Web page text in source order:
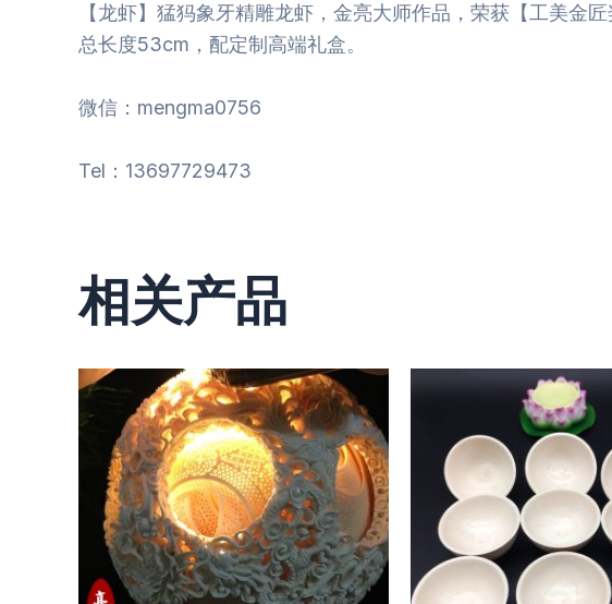
【龙虾】猛犸象牙精雕龙虾，金亮大师作品，荣获【工美金
总长度53cm，配定制高端礼盒。
微信：mengma0756
Tel：13697729473
相关产品